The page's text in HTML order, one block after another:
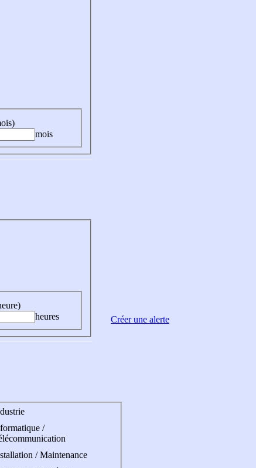
mois
heures
/
/ Maintenance
Créer une alerte